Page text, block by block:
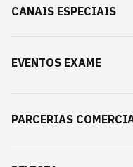
CANAIS ESPECIAIS
EVENTOS EXAME
PARCERIAS